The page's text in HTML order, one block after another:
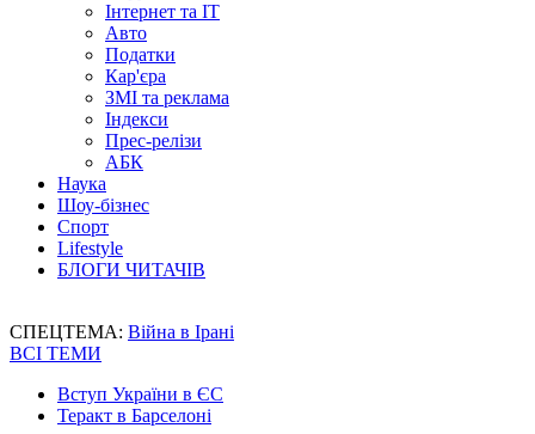
Інтернет та IT
Авто
Податки
Кар'єра
ЗМІ та реклама
Індекси
Прес-релізи
АБК
Наука
Шоу-бізнес
Спорт
Lifestyle
БЛОГИ ЧИТАЧІВ
СПЕЦТЕМА: Війна в Ірані
ВСІ ТЕМИ
Вступ України в ЄС
Теракт в Барселоні